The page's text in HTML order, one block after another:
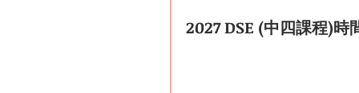
2027 DSE (中四課程)時